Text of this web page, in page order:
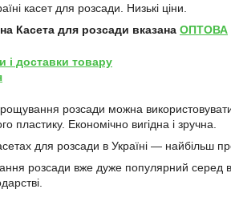
касет для розсади. Низькі ціни.
Касета для розсади вказана ОПТОВА
і доставки товару
розсади можна
пластику. Економічно вигідна і зручна.
для розсади в Україні — найбільш
розсади вже дуже популярний серед